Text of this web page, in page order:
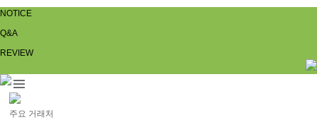
NOTICE
Q&A
REVIEW
주요 거래처